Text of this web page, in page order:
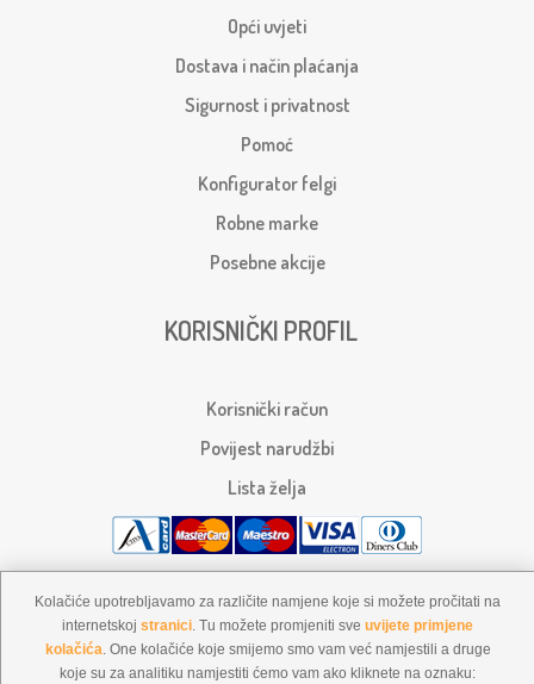
Opći uvjeti
Dostava i način plaćanja
Sigurnost i privatnost
Pomoć
Konfigurator felgi
Robne marke
Posebne akcije
KORISNIČKI PROFIL
Korisnički račun
Povijest narudžbi
Lista želja
Kolačiće upotrebljavamo za različite namjene koje si možete pročitati na
internetskoj stranici. Tu možete promjeniti sve uvijete primjene
kolačića. One kolačiće koje smijemo smo vam već namjestili a druge
koje su za analitiku namjestiti ćemo vam ako kliknete na oznaku: